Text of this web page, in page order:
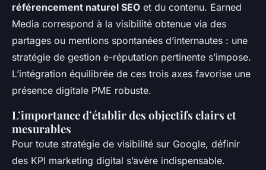
référencement naturel SEO et du contenu. Earned
Media correspond à la visibilité obtenue via des
partages ou mentions spontanées d’internautes : une
stratégie de gestion e-réputation pertinente s’impose.
L’intégration équilibrée de ces trois axes favorise une
présence digitale PME robuste.
L’importance d’établir des objectifs clairs et
mesurables
Pour toute stratégie de visibilité sur Google, définir
des KPI marketing digital s’avère indispensable.